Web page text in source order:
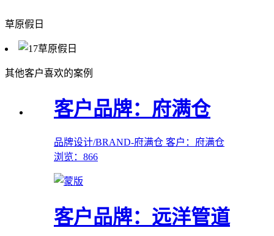
草原假日
其他客户喜欢的案例
客户品牌：府满仓
品牌设计/BRAND-府满仓 客户：府满仓
浏览：866
客户品牌：远洋管道